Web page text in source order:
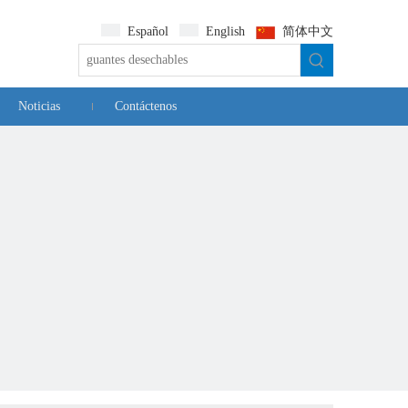
Español English 简体中文
Noticias Contáctenos